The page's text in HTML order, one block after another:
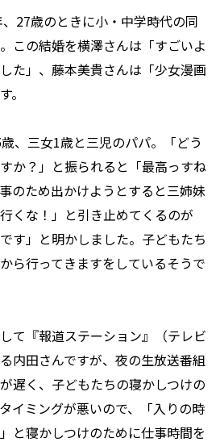
27歳のときに小・中学時代の同
この結婚を横澤さんは「すごいよ
た」、藤本美貴さんは「少女漫画
。
、三女1歳と三児のパパ。「どう
か？」と振られると「最高っすね
のため出かけようとすると三姉妹
くな！」と引き止めてくるのが
す」と明かしました。子どもたち
ら行ってきますをしているそうで
て『報道ステーション』（テレビ
内田さんですが、夜の生放送番組
遅く、子どもたちの寝かしつけの
イミングが悪いので、「入りの時
と寝かしつけのために仕事時間を